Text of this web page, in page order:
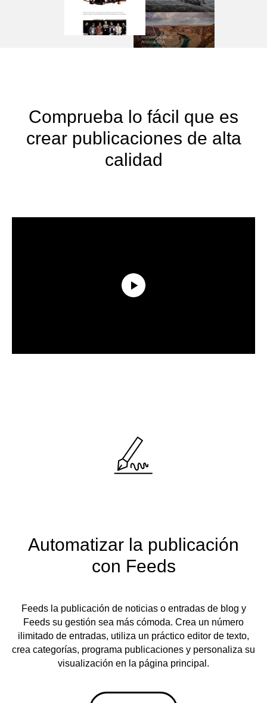
Comprueba lo fácil que es
crear publicaciones de alta
calidad
Automatizar la publicación
con Feeds
Feeds la publicación de noticias o entradas de blog y
Feeds su gestión sea más cómoda. Crea un número
ilimitado de entradas, utiliza un práctico editor de texto,
crea categorías, programa publicaciones y personaliza su
visualización en la página principal.